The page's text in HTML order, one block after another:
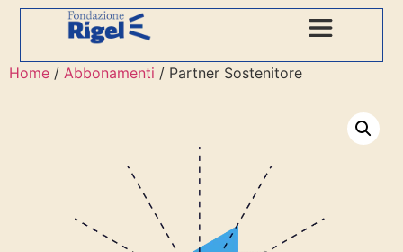
Home / Abbonamenti / Partner Sostenitore